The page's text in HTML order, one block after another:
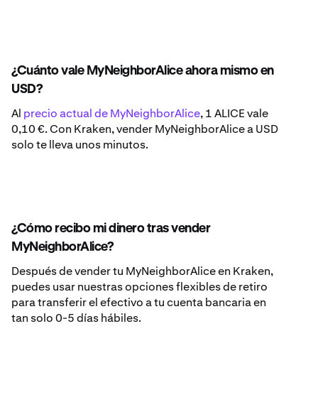
¿Cuánto vale MyNeighborAlice ahora mismo en
USD?
Al precio actual de MyNeighborAlice, 1 ALICE vale
0,10 €. Con Kraken, vender MyNeighborAlice a USD
solo te lleva unos minutos.
¿Cómo recibo mi dinero tras vender
MyNeighborAlice?
Después de vender tu MyNeighborAlice en Kraken,
puedes usar nuestras opciones flexibles de retiro
para transferir el efectivo a tu cuenta bancaria en
tan solo 0-5 días hábiles.